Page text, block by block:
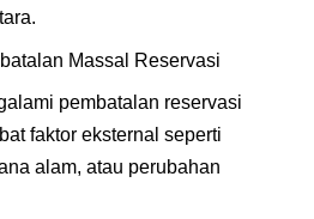
Massal Reservasi
pembatalan reservasi
faktor eksternal seperti
alam, atau perubahan